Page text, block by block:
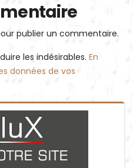
publier un commentaire.
les indésirables. En
données de vos